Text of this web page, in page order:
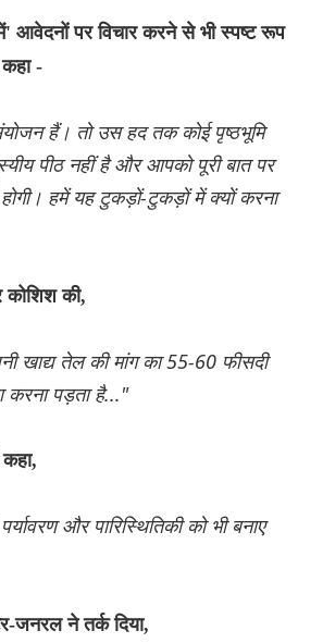
आवेदनों पर विचार करने से भी स्पष्ट रूप
-
हैं। तो उस हद तक कोई पृष्ठभूमि
पीठ नहीं है और आपको पूरी बात पर
हमें यह टुकड़ों-टुकड़ों में क्यों करना
कोशिश की,
खाद्य तेल की मांग का 55-60 फीसदी
करना पड़ता है..."
और पारिस्थितिकी को भी बनाए
जनरल ने तर्क दिया,